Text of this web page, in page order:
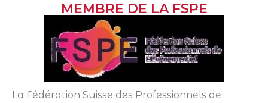
MEMBRE DE LA FSPE
La Fédération Suisse des Professionnels de